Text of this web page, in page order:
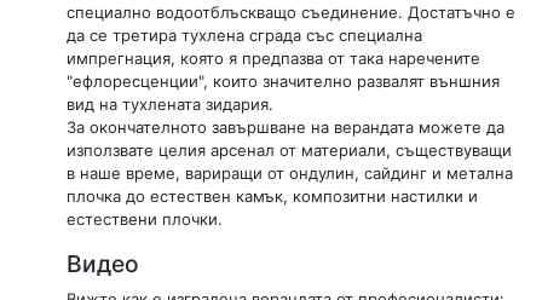
специално водоотблъскващо съединение. Достатъчно е
да се третира тухлена сграда със специална
импрегнация, която я предпазва от така наречените
"ефлоресценции", които значително развалят външния
вид на тухлената зидария.
За окончателното завършване на верандата можете да
използвате целия арсенал от материали, съществуващи
в наше време, вариращи от ондулин, сайдинг и метална
плочка до естествен камък, композитни настилки и
естествени плочки.
Видео